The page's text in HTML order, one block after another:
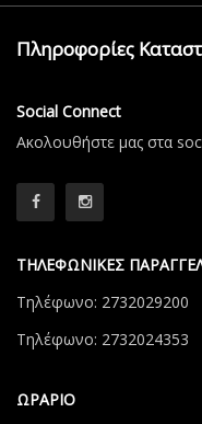
Πληροφορίες
Social Connect
Aκολουθήστε μας στα
ΤΗΛΕΦΩΝΙΚΕΣ
Τηλέφωνο: 2732029200
Τηλέφωνο: 2732024353
ΩΡΑΡΙΟ